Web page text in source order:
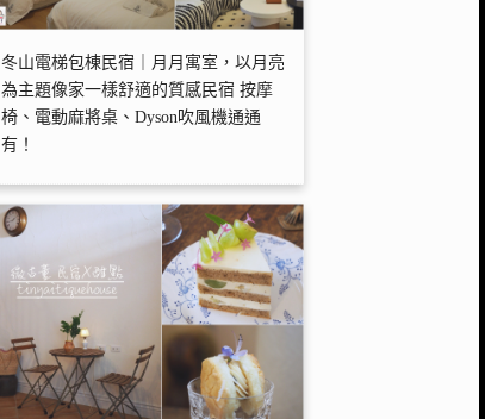
冬山電梯包棟民宿｜月月寓室，以月亮
為主題像家一樣舒適的質感民宿 按摩
椅、電動麻將桌、Dyson吹風機通通
有！